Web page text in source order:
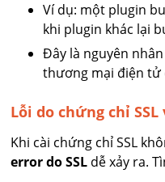
Ví dụ: một plugin
khi plugin khác lại
Đây là nguyên
thương mại điện tử
Lỗi do chứng chỉ SSL
Khi cài chứng chỉ SSL
error do SSL dễ xảy ra.